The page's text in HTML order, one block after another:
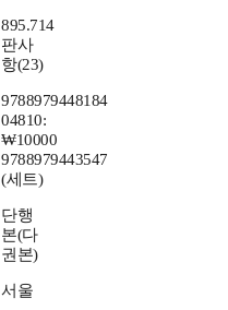
895.714
판사
항(23)
9788979448184
04810:
₩10000
9788979443547
(세트)
단행
본(다
권본)
서울